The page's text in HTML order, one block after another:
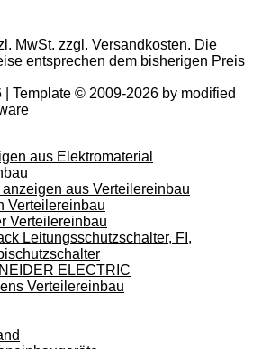
MwSt. zzgl. Versandkosten. Die
entsprechen dem bisherigen Preis
Template © 2009-2026 by modified
aus Elektromaterial
aus Verteilereinbau
Verteilereinbau
Verteilereinbau
Leitungsschutzschalter, FI,
ELECTRIC
Verteilereinbau